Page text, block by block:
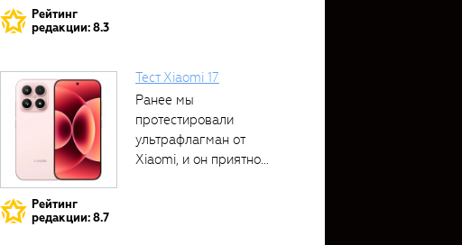
Рейтинг
редакции: 8.3
Рейтинг
редакции: 8.7
Тест Xiaomi 17
Ранее мы
протестировали
ультрафлагман от
Xiaomi, и он приятно